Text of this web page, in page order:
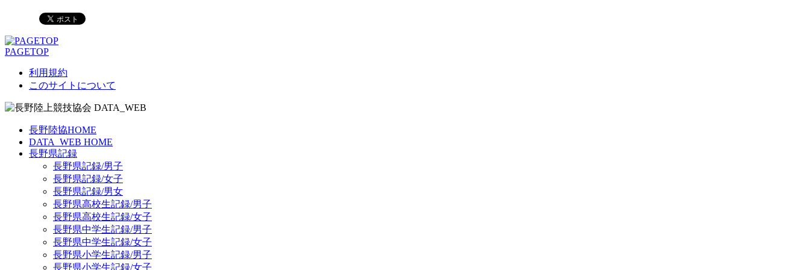
PAGETOP
利用規約
このサイトについて
長野陸協HOME
DATA_WEB HOME
長野県記録
長野県記録/男子
長野県記録/女子
長野県記録/男女
長野県高校生記録/男子
長野県高校生記録/女子
長野県中学生記録/男子
長野県中学生記録/女子
長野県小学生記録/男子
長野県小学生記録/女子